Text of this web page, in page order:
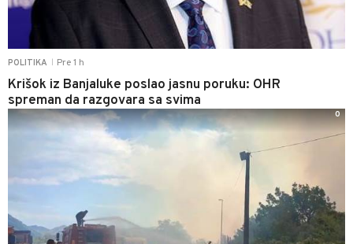
POLITIKA Pre 1 h
Krišok iz Banjaluke poslao jasnu poruku: OHR
spreman da razgovara sa svima
0